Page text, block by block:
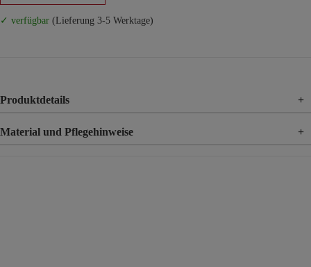
✓ verfügbar (Lieferung 3-5 Werktage)
Produktdetails +
Material und Pflegehinweise +